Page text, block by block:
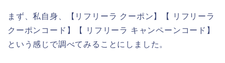
まず、私自身、【リフリーラ クーポン】【 リフリーラ
クーポンコード】【 リフリーラ キャンペーンコード】
という感じで調べてみることにしました。